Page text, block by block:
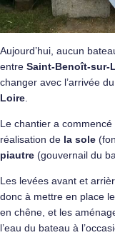
Aujourd’hui, aucun
entre Saint-Benoît-sur-
changer avec l’arrivée du
Loire
Le chantier a
réalisation de la sole
piautre (gouvernail du
Les levées avant et
donc à mettre en place
en chêne, et les
l’eau du bateau à